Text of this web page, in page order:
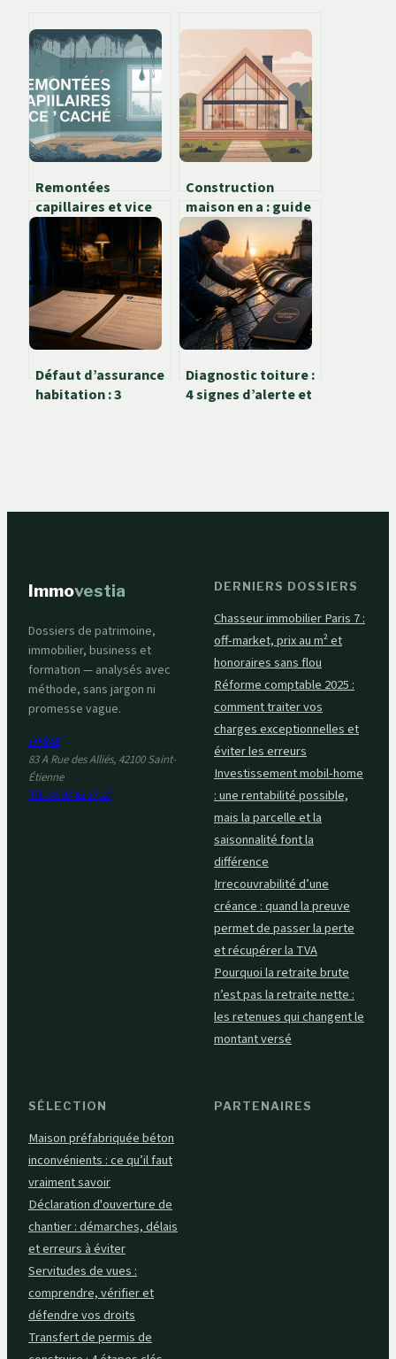
Remontées
capillaires et vice
caché dans un achat
immobilier
Construction
maison en a : guide
complet pour
réussir votre projet
Défaut d’assurance
habitation : 3
Diagnostic toiture :
4 signes d’alerte et
Immovestia
Dossiers de patrimoine,
immobilier, business et
formation — analysés avec
méthode, sans jargon ni
promesse vague.
OFRAE
83 A Rue des Alliés, 42100 Saint-
Étienne
Tél. 06 08 42 17 10
DERNIERS DOSSIERS
Chasseur immobilier Paris 7 :
off-market, prix au m² et
honoraires sans flou
Réforme comptable 2025 :
comment traiter vos
charges exceptionnelles et
éviter les erreurs
Investissement mobil-home
: une rentabilité possible,
mais la parcelle et la
saisonnalité font la
différence
Irrecouvrabilité d’une
créance : quand la preuve
permet de passer la perte
et récupérer la TVA
Pourquoi la retraite brute
n’est pas la retraite nette :
les retenues qui changent le
montant versé
SÉLECTION
Maison préfabriquée béton
inconvénients : ce qu’il faut
vraiment savoir
Déclaration d'ouverture de
chantier : démarches, délais
et erreurs à éviter
Servitudes de vues :
comprendre, vérifier et
défendre vos droits
Transfert de permis de
PARTENAIRES